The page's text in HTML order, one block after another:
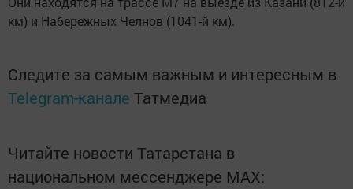
км) и Набережных Челнов (1041-й км).
Следите за самым важным и интересным в
Telegram-канале Татмедиа
Читайте новости Татарстана в
национальном мессенджере MАХ: